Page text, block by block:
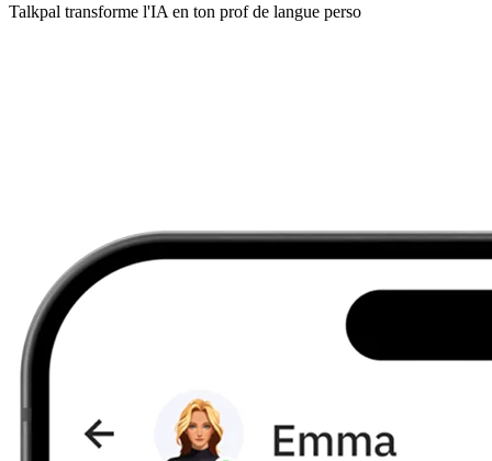
Talkpal transforme l'IA en ton prof de langue perso